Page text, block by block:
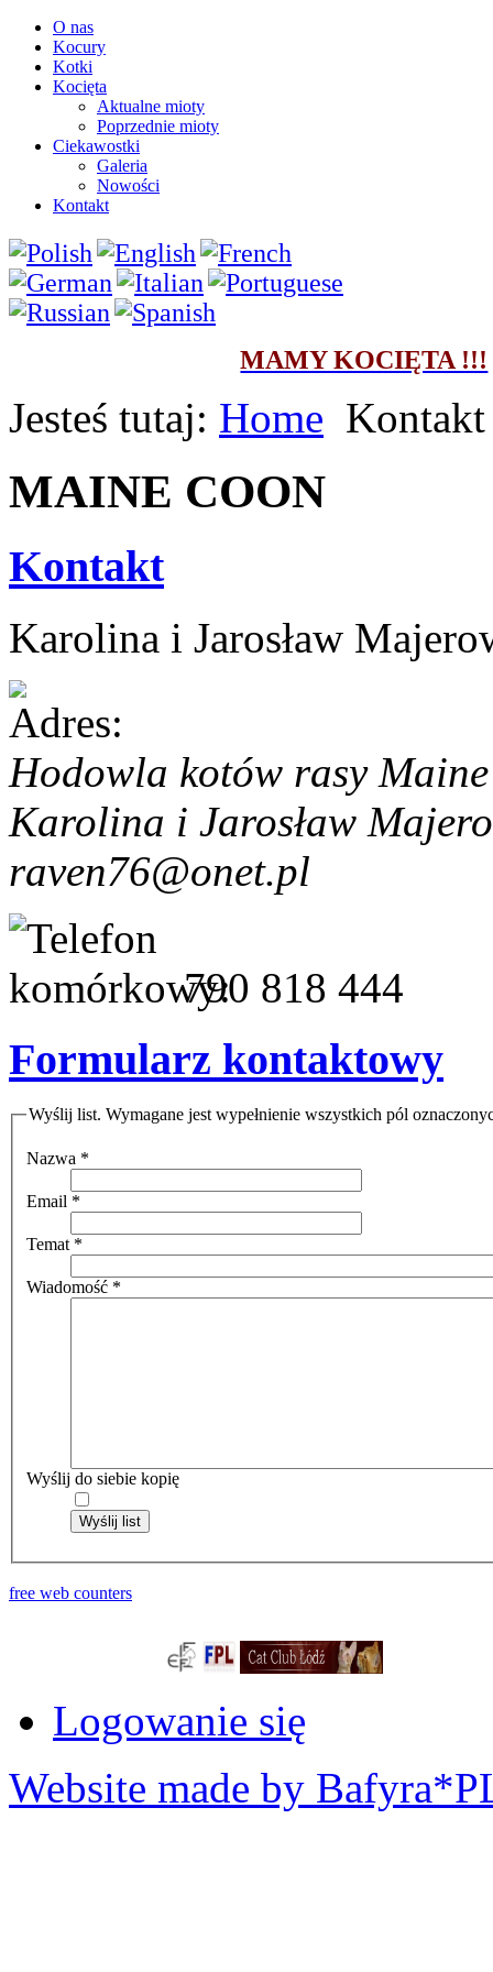
O nas
Kocury
Kotki
Kocięta
Aktualne mioty
Poprzednie mioty
Ciekawostki
Galeria
Nowości
Kontakt
MAMY KOCIĘTA !!!
Jesteś tutaj: Home Kontakt
MAINE COON
Kontakt
Karolina i Jarosław
Hodowla kotów rasy
Karolina i Jarosław
raven76@onet.pl
790 818 444
Formularz kontaktowy
Wyślij list. Wymagane jest wypełnienie wszystkich pól
Nazwa *
Email *
Temat *
Wiadomość *
Wyślij do siebie kopię
Wyślij list
free web counters
Logowanie się
Website made by